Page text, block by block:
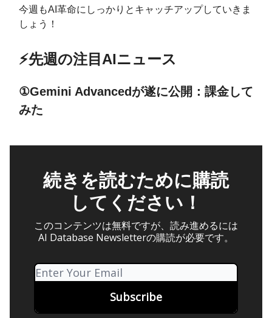
今週もAI革命にしっかりとキャッチアップしていきま
しょう！
⚡️先週の注目AIニュース
①Gemini Advancedが遂に公開：課金して
みた
続きを読むために購読
してください！
このコンテンツは無料ですが、読み進めるには
AI Database Newsletterの購読が必要です。